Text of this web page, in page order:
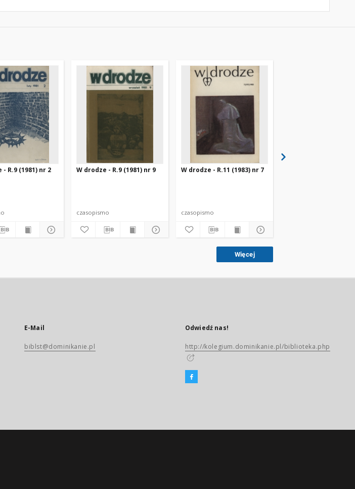
- R.9 (1981) nr 2 W drodze - R.9 (1981) nr 9
czasopismo
W drodze - R.11 (1983) nr 7
czasopismo
Więcej
E-Mail
biblst@dominikanie.pl
Odwiedź nas!
http://kolegium.dominikanie.pl/biblioteka.php